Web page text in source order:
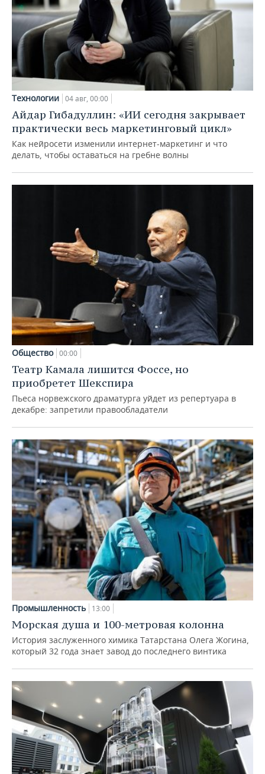
Технологии 04 авг, 00:00
Айдар Гибадуллин: «ИИ сегодня закрывает
практически весь маркетинговый цикл»
Как нейросети изменили интернет-маркетинг и что
делать, чтобы оставаться на гребне волны
Общество 00:00
Театр Камала лишится Фоссе, но
приобретет Шекспира
Пьеса норвежского драматурга уйдет из репертуара в
декабре: запретили правообладатели
Промышленность 13:00
Морская душа и 100-метровая колонна
История заслуженного химика Татарстана Олега Жогина,
который 32 года знает завод до последнего винтика